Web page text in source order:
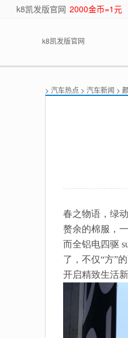
k8凯发版官网 2000金币=1元
k8凯发版官网
> 汽车热点 > 汽车新闻 >
春之物语，绿
赘余的棉服，
而全铝电四驱
了，不仅“方”
开启精致生活新